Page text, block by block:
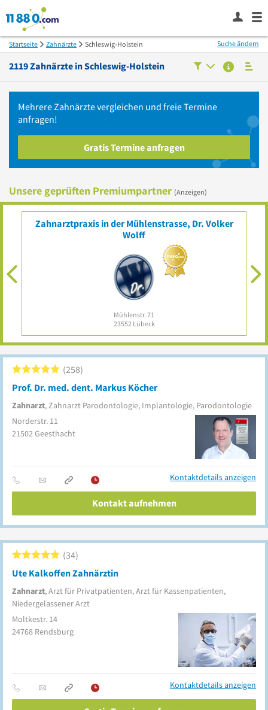
Startseite Zahnärzte Schleswig-Holstein
2119Zahnärzte inSchleswig-Holstein
Suche ändern
MehrereZahnärztevergleichen und freie Termine
anfragen!
Gratis Termine anfragen
Unsere geprüften Premiumpartner (Anzeigen)
in der Mühlenstrasse, Dr. Volker
Prof. Dr. med. dent. Markus Köcher
Zahnarzt, Zahnarzt Parodontologie, Implantologie, Parodontologie
258
Norderstr. 11
21502Geesthacht
Kontaktdetails anzeigen
Kontakt aufnehmen
Ute Kalkoffen Zahnärztin
Zahnarzt, Arzt für Privatpatienten, Arzt für Kassenpatienten,
Niedergelassener Arzt
34
Moltkestr. 14
24768 Rendsburg
Kontaktdetails anzeigen